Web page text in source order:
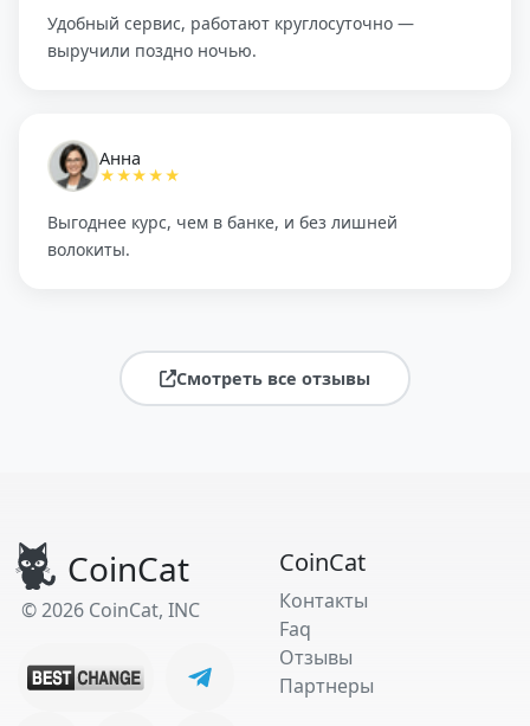
Удобный сервис, работают круглосуточно —
выручили поздно ночью.
Анна
★★★★★
Выгоднее курс, чем в банке, и без лишней
волокиты.
Смотреть все отзывы
CoinCat
© 2026 CoinCat, INC
CoinCat
Контакты
Faq
Отзывы
Партнеры